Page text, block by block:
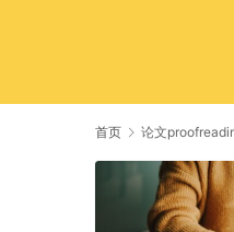
首页 论文